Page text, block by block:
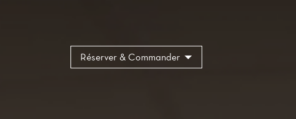
Réserver & Commander